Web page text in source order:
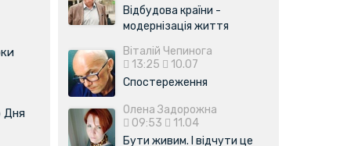
Дня
Відбудова країни -
модернізація життя
Віталій Чепинога
13:25
10.07
Спостереження
Олена Задорожна
09:53
11.04
Бути живим. І відчути це